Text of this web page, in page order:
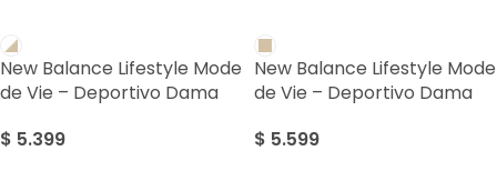
New Balance Lifestyle Mode
de Vie – Deportivo Dama
$ 5.399
New Balance Lifestyle Mode
de Vie – Deportivo Dama
$ 5.599